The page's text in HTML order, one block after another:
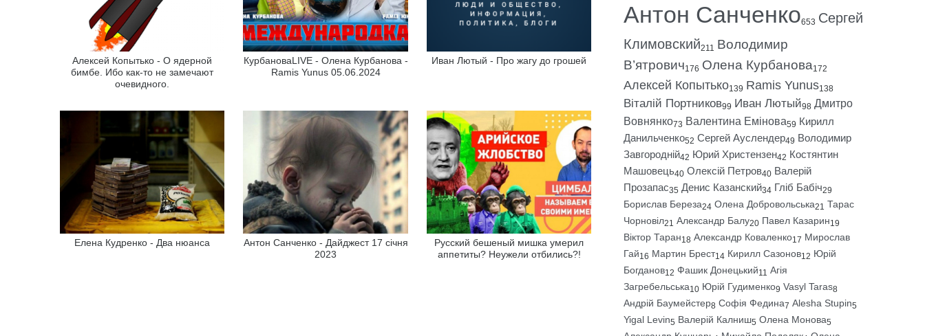
Алексей Копытько - О ядерной
бимбе. Ибо как-то не замечают
очевидного.
КурбановаLIVE - Олена Курбанова -
Ramis Yunus 05.06.2024
Иван Лютый - Про жагу до грошей
Елена Кудренко - Два нюанса
Антон Санченко - Дайджест 17 січня
2023
Русский бешеный мишка умерил
аппетиты? Неужели отбились?!
Антон Санченко653 Сергей
Климовский211 Володимир
В’ятрович176 Олена Курбанова172
Алексей Копытько139 Ramis Yunus138
Віталій Портников99 Иван Лютый98 Дмитро
Вовнянко73 Валентина Емінова59 Кирилл
Данильченко52 Сергей Ауслендер49 Володимир
Завгородній42 Юрий Христензен42 Костянтин
Машовець40 Олексій Петров40 Валерій
Прозапас35 Денис Казанский34 Гліб Бабіч29
Борислав Береза24 Олена Добровольська21 Тарас
Чорновіл21 Александр Балу20 Павел Казарин19
Віктор Таран18 Александр Коваленко17 Мирослав
Гай16 Мартин Брест14 Кирилл Сазонов12 Юрій
Богданов12 Фашик Донецький11 Агія
Загребельська10 Юрій Гудименко9 Vasyl Taras8
Андрій Баумейстер8 Софія Федина7 Alesha Stupin5
Yigal Levin5 Валерій Калниш5 Олена Монова5